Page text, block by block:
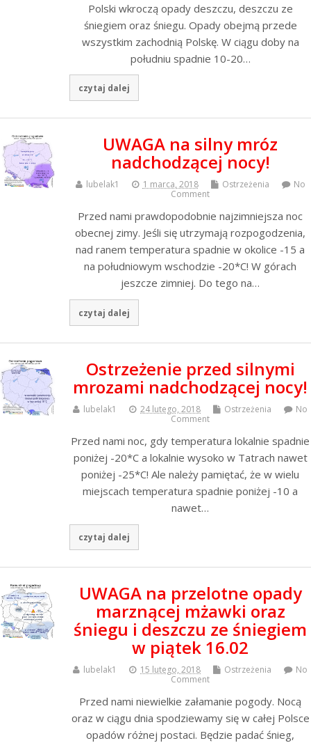
Polski wkroczą opady deszczu, deszczu ze
śniegiem oraz śniegu. Opady obejmą przede
wszystkim zachodnią Polskę. W ciągu doby na
południu spadnie 10-20…
czytaj dalej
UWAGA na silny mróz
nadchodzącej nocy!
lubelak1 1 marca, 2018 Ostrzeżenia
No
Comment
Przed nami prawdopodobnie najzimniejsza noc
obecnej zimy. Jeśli się utrzymają rozpogodzenia,
nad ranem temperatura spadnie w okolice -15 a
na południowym wschodzie -20*C! W górach
jeszcze zimniej. Do tego na…
czytaj dalej
Ostrzeżenie przed silnymi
mrozami nadchodzącej nocy!
lubelak1 24 lutego, 2018 Ostrzeżenia
No
Comment
Przed nami noc, gdy temperatura lokalnie spadnie
poniżej -20*C a lokalnie wysoko w Tatrach nawet
poniżej -25*C! Ale należy pamiętać, że w wielu
miejscach temperatura spadnie poniżej -10 a
nawet…
czytaj dalej
UWAGA na przelotne opady
marznącej mżawki oraz
śniegu i deszczu ze śniegiem
w piątek 16.02
lubelak1 15 lutego, 2018 Ostrzeżenia
No
Comment
Przed nami niewielkie załamanie pogody. Nocą
oraz w ciągu dnia spodziewamy się w całej Polsce
opadów różnej postaci. Będzie padać śnieg,